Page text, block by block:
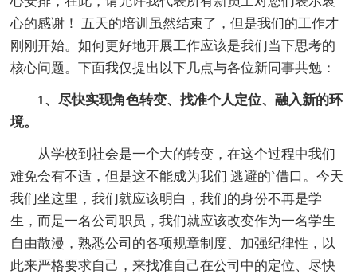
心的感谢！ 五天的培训虽然结束了，但是我们的工作才
刚刚开始。如何更好地开展工作应该是我们当下思考的
核心问题。下面我仅提出以下几点与各位新同事共勉：
1、尽快实现角色转变、找准个人定位、融入新的环
境。
从学校到社会是一个大的转变，在这个过程中我们
难免会有不适，但是这不能成为我们 逃避的`借口。今天
我们坐这里，我们就应该明白，我们的身份不再是学
生，而是一名公司职员，我们就应该改变作为一名学生
自由散漫，熟悉公司的各项规章制度、加强纪律性，以
此来严格要求自己，来找准自己在公司中的定位、尽快